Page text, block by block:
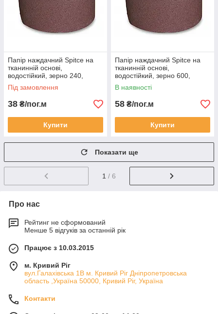
Папір наждачний Spitce на
тканинній основі,
водостійкий, зерно 240,
200мм х 50м
Під замовлення
38 ₴/пог.м
Купити
Папір наждачний Spitce на
тканинній основі,
водостійкий, зерно 600,
200мм х 50м
В наявності
58 ₴/пог.м
Купити
Показати ще
1 / 6
Про нас
Рейтинг не сформований
Менше 5 відгуків за останній рік
Працює з 10.03.2015
м. Кривий Ріг
вул.Галахівська 1В м. Кривий Ріг Дніпропетровська
область ,Україна 50000, Кривий Ріг, Україна
Контакти